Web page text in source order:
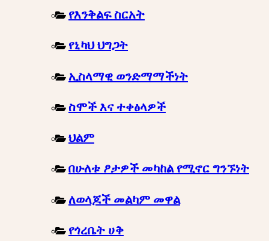
የእንቅልፍ ስርአት
የኒካህ ህግጋት
ኢስላማዊ ወንድማማችነት
ስሞች እና ተቀፅላዎች
ህልም
በሁለቱ ፆታዎች መካከል የሚኖር ግንኙነት
ለወላጆች መልካም መዋል
የጎረቤት ሀቅ